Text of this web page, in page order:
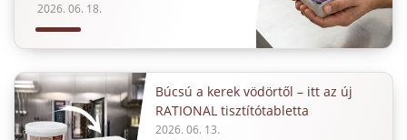
2026. 06. 18.
Búcsú a kerek vödörtől – itt az új
RATIONAL tisztítótabletta
2026. 06. 13.